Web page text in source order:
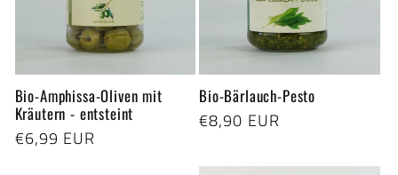
Bio-Amphissa-Oliven mit
Kräutern - entsteint
Normaler
€6,99 EUR
Bio-Bärlauch-Pesto
Normaler
€8,90 EUR